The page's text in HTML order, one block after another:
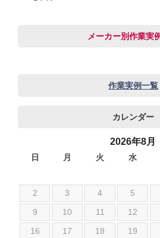
メーカー別作業
アルファロメオ
シボレー
ジャガー
スズキ
作業実例一覧
カレンダー
2026年8月
日 月 火 水
2
3 4 5
9
10 11 12
16
17 18 19